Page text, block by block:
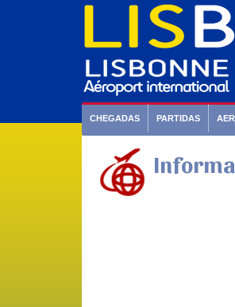
CHEGADAS PARTIDAS